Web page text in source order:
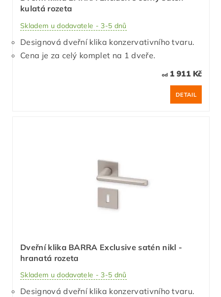
kulatá rozeta
Skladem u dodavatele - 3-5 dnů
Designová dveřní klika konzervativního tvaru.
Cena je za celý komplet na 1 dveře.
od1 911 Kč
DETAIL
Dveřní klika BARRA Exclusive satén nikl -
hranatá rozeta
Skladem u dodavatele - 3-5 dnů
Designová dveřní klika konzervativního tvaru.